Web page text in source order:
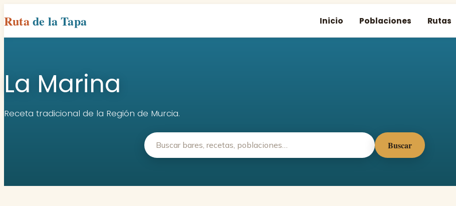
Rutade la Tapa Inicio Poblaciones Rutas
La Marina
Receta tradicional de la Región de Murcia.
Buscar